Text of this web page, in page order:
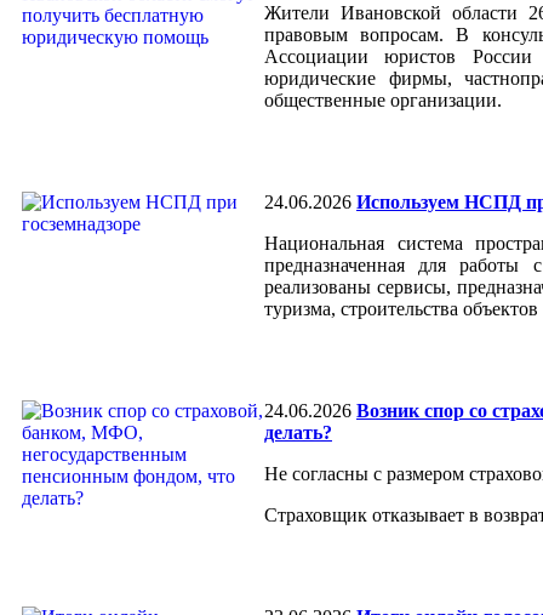
Жители Ивановской области
правовым вопросам. В
Ассоциации юристов
юридические фирмы,
общественные организации.
24.06.2026 Используем НСПД
Национальная система
предназначенная для
реализованы сервисы,
туризма, строительства
24.06.2026 Возник спор со
делать?
Не согласны с размером
Страховщик отказывает в